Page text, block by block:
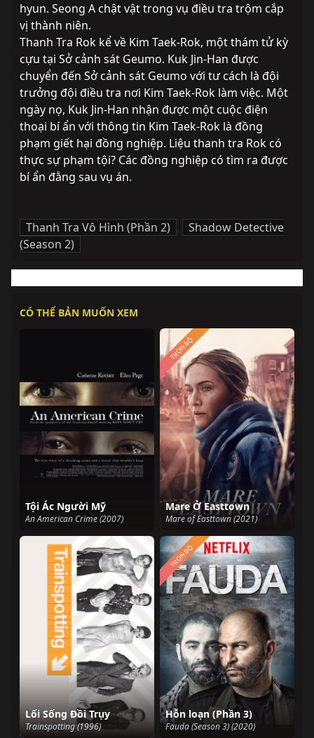
hyun. Seong A chật vật trong vụ điều tra trộm cắp
vị thành niên.
Thanh Tra Rok kể về Kim Taek-Rok, một thám tử kỳ
cựu tại Sở cảnh sát Geumo. Kuk Jin-Han được
chuyển đến Sở cảnh sát Geumo với tư cách là đội
trưởng đội điều tra nơi Kim Taek-Rok làm việc. Một
ngày nọ, Kuk Jin-Han nhận được một cuộc điện
thoại bí ẩn với thông tin Kim Taek-Rok là đồng
phạm giết hại đồng nghiệp. Liệu thanh tra Rok có
thực sự phạm tội? Các đồng nghiệp có tìm ra được
bí ẩn đằng sau vụ án.
Thanh Tra Vô Hình (Phần 2) ,
Shadow Detective
(Season 2)
CÓ THỂ BẢN MUỐN XEM
Tội Ác Người Mỹ
An American Crime (2007)
Mare Ở Easttown
Mare of Easttown (2021)
TRỌN BỘ
Lối Sống Đồi Trụy
Trainspotting (1996)
Hỗn loạn (Phần 3)
Fauda (Season 3) (2020)
TRỌN BỘ